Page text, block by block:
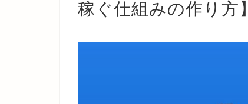
稼ぐ仕組みの作り方】